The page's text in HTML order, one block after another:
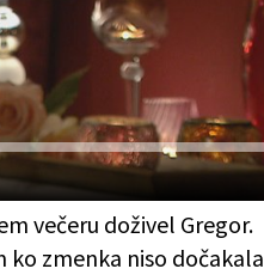
večeru doživel Gregor.
zmenka niso dočakala